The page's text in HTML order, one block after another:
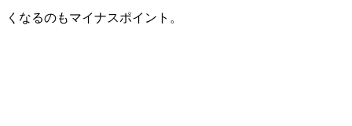
くなるのもマイナスポイント。